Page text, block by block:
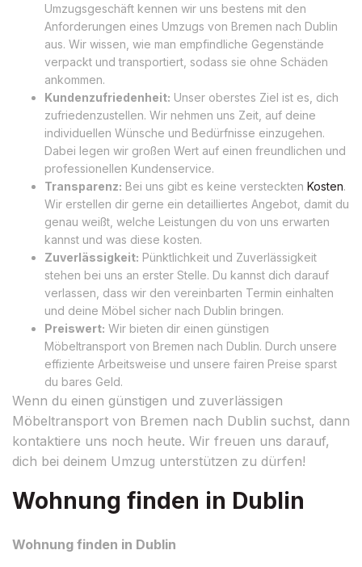
Umzugsgeschäft kennen wir uns bestens mit den
Anforderungen eines Umzugs von Bremen nach Dublin
aus. Wir wissen, wie man empfindliche Gegenstände
verpackt und transportiert, sodass sie ohne Schäden
ankommen.
Kundenzufriedenheit: Unser oberstes Ziel ist es, dich
zufriedenzustellen. Wir nehmen uns Zeit, auf deine
individuellen Wünsche und Bedürfnisse einzugehen.
Dabei legen wir großen Wert auf einen freundlichen und
professionellen Kundenservice.
Transparenz: Bei uns gibt es keine versteckten Kosten.
Wir erstellen dir gerne ein detailliertes Angebot, damit du
genau weißt, welche Leistungen du von uns erwarten
kannst und was diese kosten.
Zuverlässigkeit: Pünktlichkeit und Zuverlässigkeit
stehen bei uns an erster Stelle. Du kannst dich darauf
verlassen, dass wir den vereinbarten Termin einhalten
und deine Möbel sicher nach Dublin bringen.
Preiswert: Wir bieten dir einen günstigen
Möbeltransport von Bremen nach Dublin. Durch unsere
effiziente Arbeitsweise und unsere fairen Preise sparst
du bares Geld.
Wenn du einen günstigen und zuverlässigen
Möbeltransport von Bremen nach Dublin suchst, dann
kontaktiere uns noch heute. Wir freuen uns darauf,
dich bei deinem Umzug unterstützen zu dürfen!
Wohnung finden in Dublin
Wohnung finden in Dublin